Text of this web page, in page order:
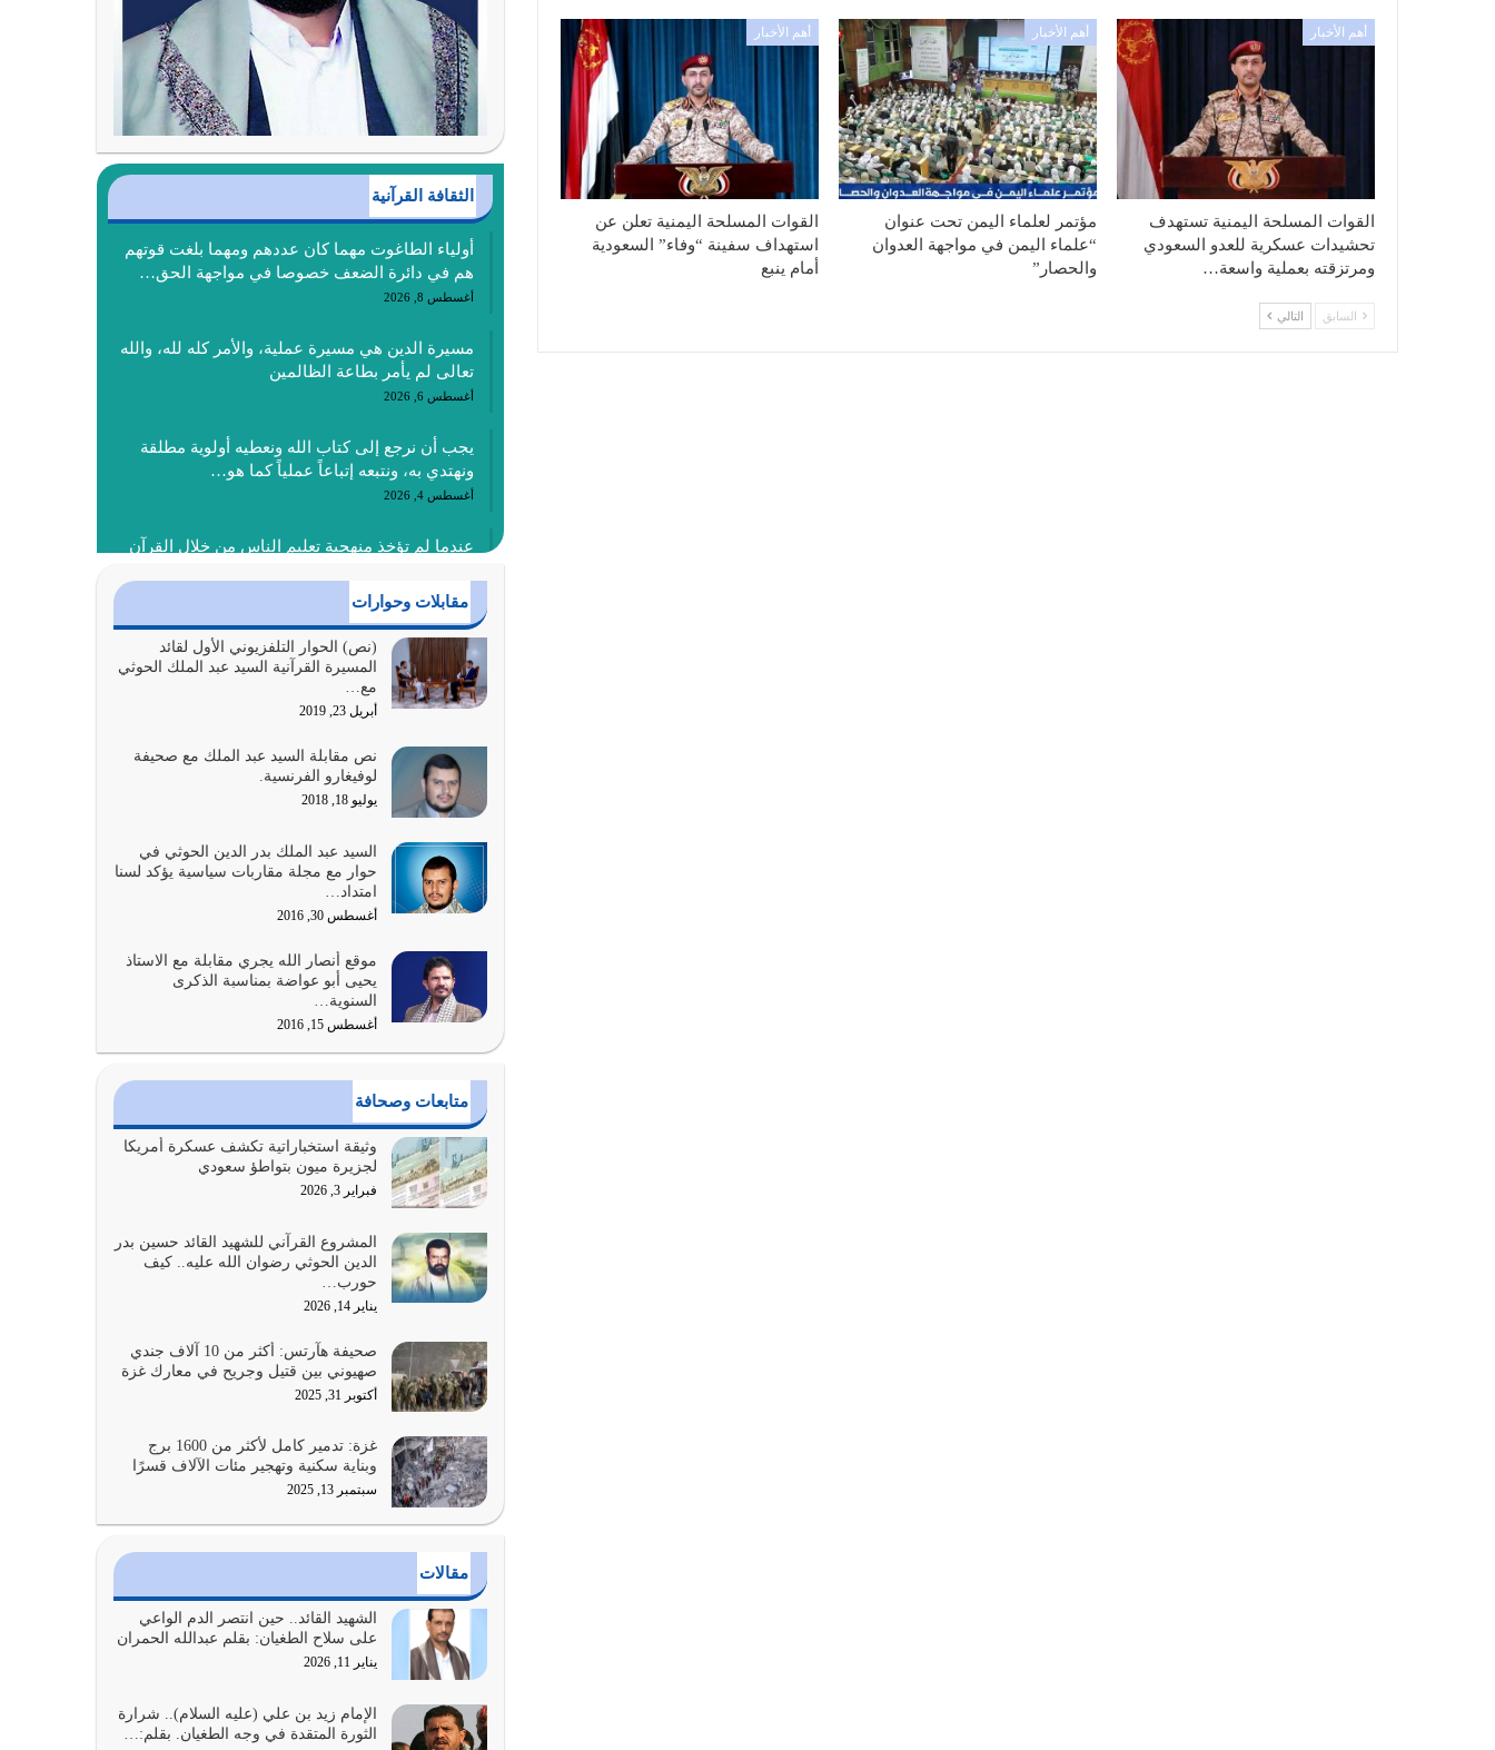
أهم الأخبار
القوات المسلحة اليمنية تستهدف
تحشيدات عسكرية للعدو السعودي
ومرتزقته بعملية واسعة…
أهم الأخبار
مؤتمر لعلماء اليمن تحت عنوان
“علماء اليمن في مواجهة العدوان
والحصار”
أهم الأخبار
القوات المسلحة اليمنية تعلن عن
استهداف سفينة “وفاء” السعودية
أمام ينبع
السابق التالي
الثقافة القرآنية
أولياء الطاغوت مهما كان عددهم ومهما بلغت قوتهم
هم في دائرة الضعف خصوصا في مواجهة الحق…
أغسطس 8, 2026
مسيرة الدين هي مسيرة عملية، والأمر كله لله، والله
تعالى لم يأمر بطاعة الظالمين
أغسطس 6, 2026
يجب أن نرجع إلى كتاب الله ونعطيه أولوية مطلقة
ونهتدي به، ونتبعه إتباعاً عملياً كما هو…
أغسطس 4, 2026
عندما لم تؤخذ منهجية تعليم الناس من خلال القرآن
أغسطس 3, 2026
الغاية من الصلاة هو ذكر الله (أقم الصلاة لذكري)
إضافة إلى {وَأَعِدُّوا لَهُمْ مَا…
أغسطس 2, 2026
السبب الرئيسي لشقاء الأمة الابتعاد عن كتاب الله
والتعدي لحدود الله بالإضافات للدين
أغسطس 1, 2026
أبرز أسباب الشقاء هو الإعراض عن ذكر الله وعن هدى
الله المتمثل في القرآن الكريم
يوليو 31, 2026
كلما كانوا أكثر ضعفاً
يوليو 30, 2026
القرآن الكريم هو أهم مصدر لمعرفة رسول الله معرفة
سيرته معرفة شخصيته معرفة عظمته
يوليو 28, 2026
هل نحن من الصالحين؟ قيِّم نفسك هنا اترك القرآن
على أصله وأعرض نفسك، وأعرض ما لديك على…
يوليو 27, 2026
عندما يكون عدوك هو عدو الله معناه أن تكون نقاط
الضعف فيه كثيرة وسينصرك الله عليه إذا…
يوليو 26, 2026
أراد الله لهذه الأمة ان تكون خير امة أخرجت للناس
بالنهوض بالأمر بالمعروف والنهي عن…
يوليو 25, 2026
أي أمة تتفرق في الدين وتتفرق في كيانها معناه أنها
أصبحت أمة عاجزة عن النهوض…
يوليو 23, 2026
يجب أن نعود جميعاً الى القرآن وعندنا أخطاء جميعاً
مقابلات وحوارات
(نص) الحوار التلفزيوني الأول لقائد
المسيرة القرآنية السيد عبد الملك الحوثي
مع…
أبريل 23, 2019
نص مقابلة السيد عبد الملك مع صحيفة
لوفيغارو الفرنسية.
يوليو 18, 2018
السيد عبد الملك بدر الدين الحوثي في
حوار مع مجلة مقاربات سياسية يؤكد لسنا
امتداد…
أغسطس 30, 2016
موقع أنصار الله يجري مقابلة مع الاستاذ
يحيى أبو عواضة بمناسبة الذكرى
السنوية…
أغسطس 15, 2016
متابعات وصحافة
وثيقة استخباراتية تكشف عسكرة أمريكا
لجزيرة ميون بتواطؤ سعودي
فبراير 3, 2026
المشروع القرآني للشهيد القائد حسين بدر
الدين الحوثي رضوان الله عليه.. كيف
حورب…
يناير 14, 2026
صحيفة هآرتس: أكثر من 10 آلاف جندي
صهيوني بين قتيل وجريح في معارك غزة
أكتوبر 31, 2025
غزة: تدمير كامل لأكثر من 1600 برج
وبناية سكنية وتهجير مئات الآلاف قسرًا
سبتمبر 13, 2025
مقالات
الشهيد القائد.. حين انتصر الدم الواعي
على سلاح الطغيان: بقلم عبدالله الحمران
يناير 11, 2026
الإمام زيد بن علي (عليه السلام).. شرارة
الثورة المتقدة في وجه الطغيان. بقلم:…